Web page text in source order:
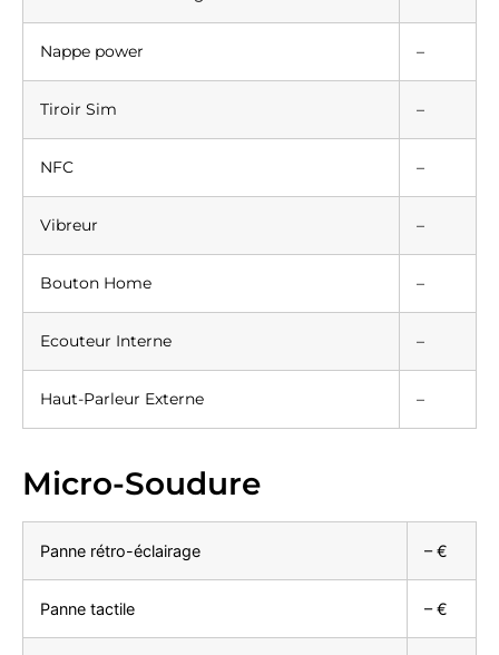
Nappe power –
Tiroir Sim –
NFC –
Vibreur –
Bouton Home –
Ecouteur Interne –
Haut-Parleur Externe –
Micro-Soudure
Panne rétro-éclairage – €
Panne tactile – €